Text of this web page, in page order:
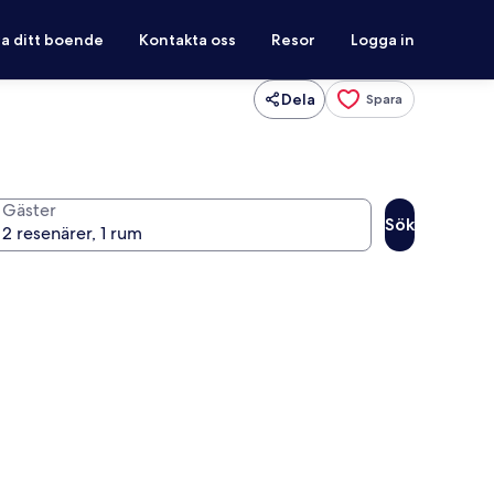
ditt boende Kontakta oss Resor Logga in
Dela Spara
Gäster
Sök